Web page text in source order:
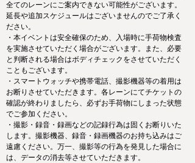
全てのレーンにご案内できない可能性がございます。
延長や追加スケジュールはございませんのでご了承く
ださい。
・本イベントは安全確保のため、入場時に手荷物検査
を実施させていただく場合がございます。また、必要
と判断される場合はボディチェックをさせていただく
こともございます。
・スマートウォッチや携帯電話、撮影機器等の着用は
お断りさせていただきます。各レーンにてチケットの
確認が終わりましたら、必ずお手荷物にしまった状態
でご参加ください。
・撮影・録音・録画などの記録行為は固くお断りいた
します。撮影機器、録音・録画機器のお持ち込みはご
遠慮ください。万一、撮影等の行為を発見した場合に
は、データの消去等させていただきます。